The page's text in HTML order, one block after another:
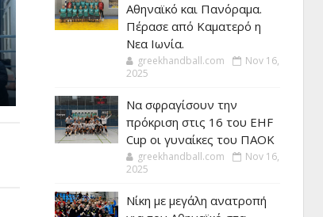
Αθηναϊκό και Πανόραμα.
Πέρασε από Καματερό η
Νεα Ιωνία.
greekhandball.com
Nov 16,
2025
Να σφραγίσουν την
πρόκριση στις 16 του EHF
Cup οι γυναίκες του ΠΑΟΚ
greekhandball.com
Nov 16,
2025
Νίκη με μεγάλη ανατροπή